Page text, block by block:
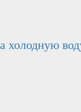
холодную